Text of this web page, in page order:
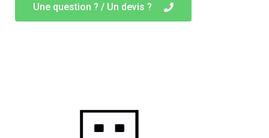
Une question ? / Un devis ?